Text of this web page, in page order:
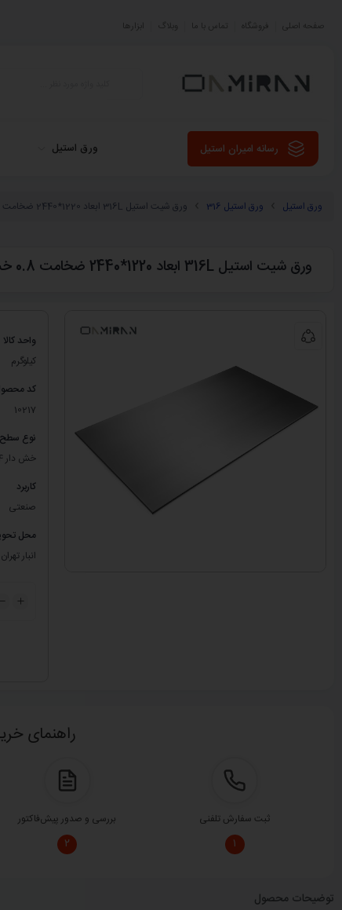
صفحه اصلی فروشگاه تماس با ما وبلاگ ابزارها
رسانه امیران استیل ورق استیل
ورق استیل ورق استیل 316 ورق شیت استیل 316L ابعاد 1220*2440 ضخامت 0.8 خش دار No.4
ورق شیت استیل 316L ابعاد 1220*2440 ضخامت 0.8 خش دار No.4
واحد کالا
کیلوگرم
کد
10217
نوع سطح
خش دار No.4
کاربرد
صنعتی
محل
انبار تهران
راهنمای
ثبت سفارش تلفنی
۱
بررسی و صدور پیش‌فاکتور
۲
توضیحات محصول